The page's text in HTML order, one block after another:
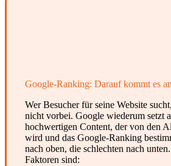
Google-Ranking: Darauf kommt es an
Wer Besucher für seine Website
nicht vorbei. Google wiederum setzt
hochwertigen Content, der von den
wird und das Google-Ranking
nach oben, die schlechten nach
Faktoren sind: